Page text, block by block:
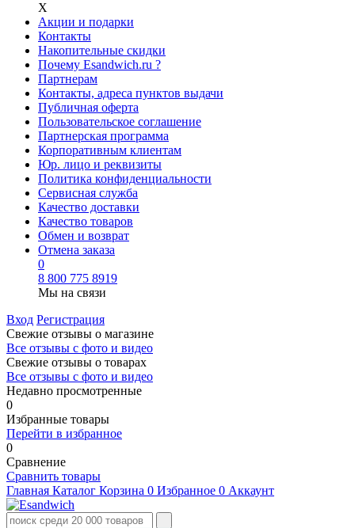
Х
Акции и подарки
Контакты
Накопительные скидки
Почему Esandwich.ru ?
Партнерам
Контакты, адреса пунктов выдачи
Публичная оферта
Пользовательское соглашение
Партнерская программа
Корпоративным клиентам
Юр. лицо и реквизиты
Политика конфиденциальности
Сервисная служба
Качество доставки
Качество товаров
Обмен и возврат
Отмена заказа
0
8 800 775 8919
Мы на связи
Вход Регистрация
Свежие отзывы о магазине
Все отзывы с фото и видео
Свежие отзывы о товарах
Все отзывы c фото и видео
Недавно просмотренные
0
Избранные товары
Перейти в избранное
0
Сравнение
Сравнить товары
Главная Каталог Корзина 0 Избранное 0 Аккаунт